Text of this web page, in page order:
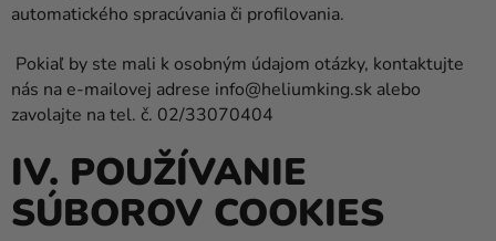
automatického spracúvania či profilovania.
Pokiaľ by ste mali k osobným údajom otázky, kontaktujte
nás na e-mailovej adrese info@heliumking.sk alebo
zavolajte na tel. č. 02/33070404
IV. POUŽÍVANIE
SÚBOROV COOKIES